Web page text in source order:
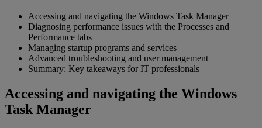
Accessing and navigating the Windows Task Manager
Diagnosing performance issues with the Processes and
Performance tabs
Managing startup programs and services
Advanced troubleshooting and user management
Summary: Key takeaways for IT professionals
Accessing and navigating the Windows
Task Manager